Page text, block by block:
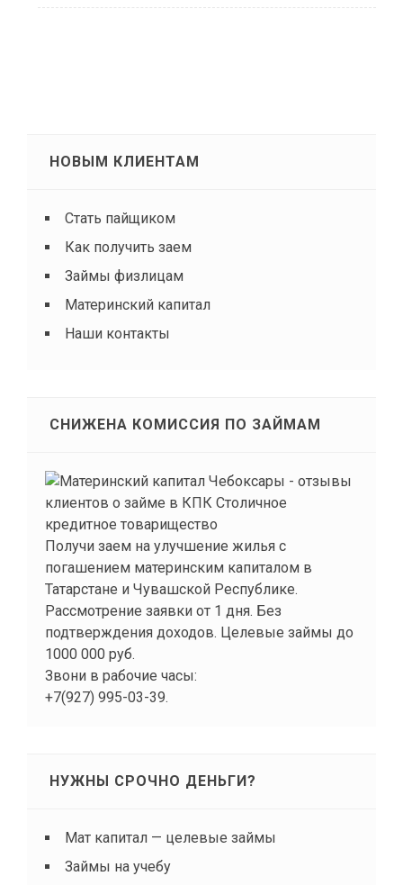
НОВЫМ КЛИЕНТАМ
Стать пайщиком
Как получить заем
Займы физлицам
Материнский капитал
Наши контакты
СНИЖЕНА КОМИССИЯ ПО ЗАЙМАМ
Получи заем на улучшение жилья с
погашением материнским капиталом в
Татарстане и Чувашской Республике.
Рассмотрение заявки от 1 дня. Без
подтверждения доходов. Целевые займы до
1000 000 руб.
Звони в рабочие часы:
+7(927) 995-03-39.
НУЖНЫ СРОЧНО ДЕНЬГИ?
Мат капитал — целевые займы
Займы на учебу